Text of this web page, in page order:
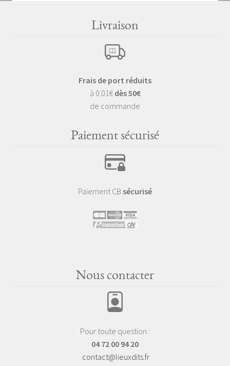
Livraison
Frais de port réduits
à 0.01€ dès 50€
de commande
Paiement sécurisé
Paiement CB sécurisé
Nous contacter
Pour toute question :
04 72 00 94 20
contact@lieuxdits.fr